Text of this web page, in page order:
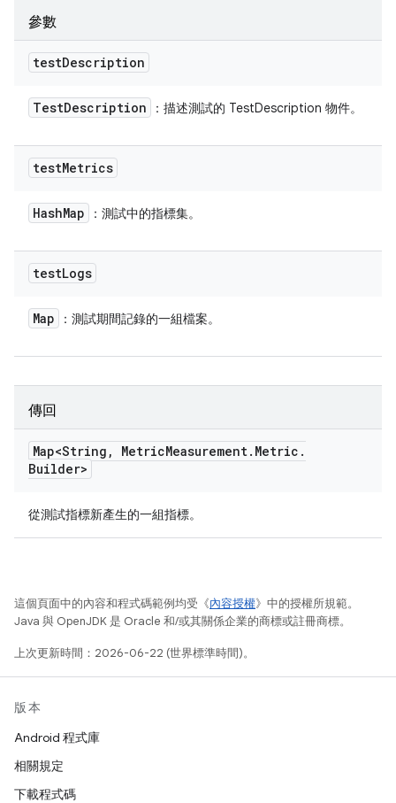
參數
testDescription
TestDescription ：描述測試的 TestDescription 物件。
testMetrics
HashMap ：測試中的指標集。
testLogs
Map ：測試期間記錄的一組檔案。
傳回
Map<String , MetricMeasurement. Metric .
Builder>
從測試指標新產生的一組指標。
這個頁面中的內容和程式碼範例均受《內容授權》中的授權所規範。
Java 與 OpenJDK 是 Oracle 和/或其關係企業的商標或註冊商標。
上次更新時間：2026-06-22 (世界標準時間)。
版本
Android 程式庫
相關規定
下載程式碼